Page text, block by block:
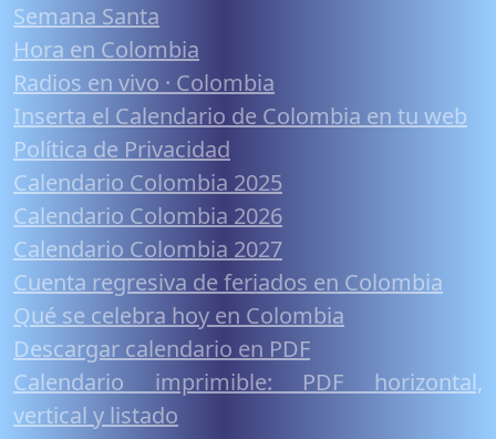
Semana Santa
Hora en Colombia
Radios en vivo · Colombia
Inserta el Calendario de Colombia en tu web
Política de Privacidad
Calendario Colombia 2025
Calendario Colombia 2026
Calendario Colombia 2027
Cuenta regresiva de feriados en Colombia
Qué se celebra hoy en Colombia
Descargar calendario en PDF
Calendario imprimible: PDF horizontal,
vertical y listado